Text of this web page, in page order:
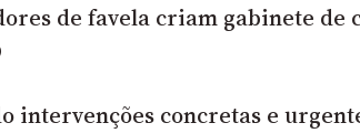
de favela criam gabinete de
intervenções concretas e